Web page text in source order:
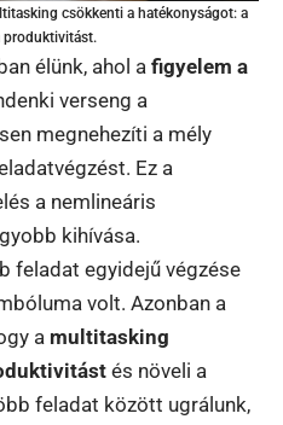
csökkenti a hatékonyságot: a
produktivitást.
élünk, ahol a figyelem a
verseng a
megnehezíti a mély
Ez a
a nemlineáris
kihívása.
feladat egyidejű végzése
volt. Azonban a
a multitasking
és növeli a
feladat között ugrálunk,